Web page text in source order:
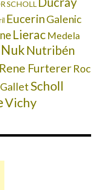
SCHOLL
EucerinGalenic
Lierac Medela
Nuk Nutribén
Rene FurtererRoc
Scholl
Vichy